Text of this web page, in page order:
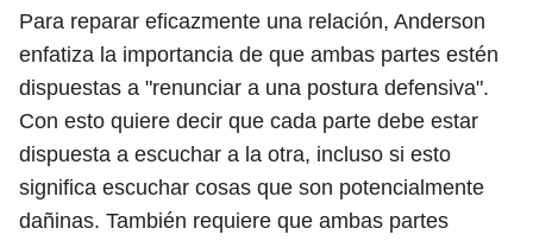
Para reparar eficazmente una relación, Anderson
enfatiza la importancia de que ambas partes estén
dispuestas a "renunciar a una postura defensiva".
Con esto quiere decir que cada parte debe estar
dispuesta a escuchar a la otra, incluso si esto
significa escuchar cosas que son potencialmente
dañinas. También requiere que ambas partes